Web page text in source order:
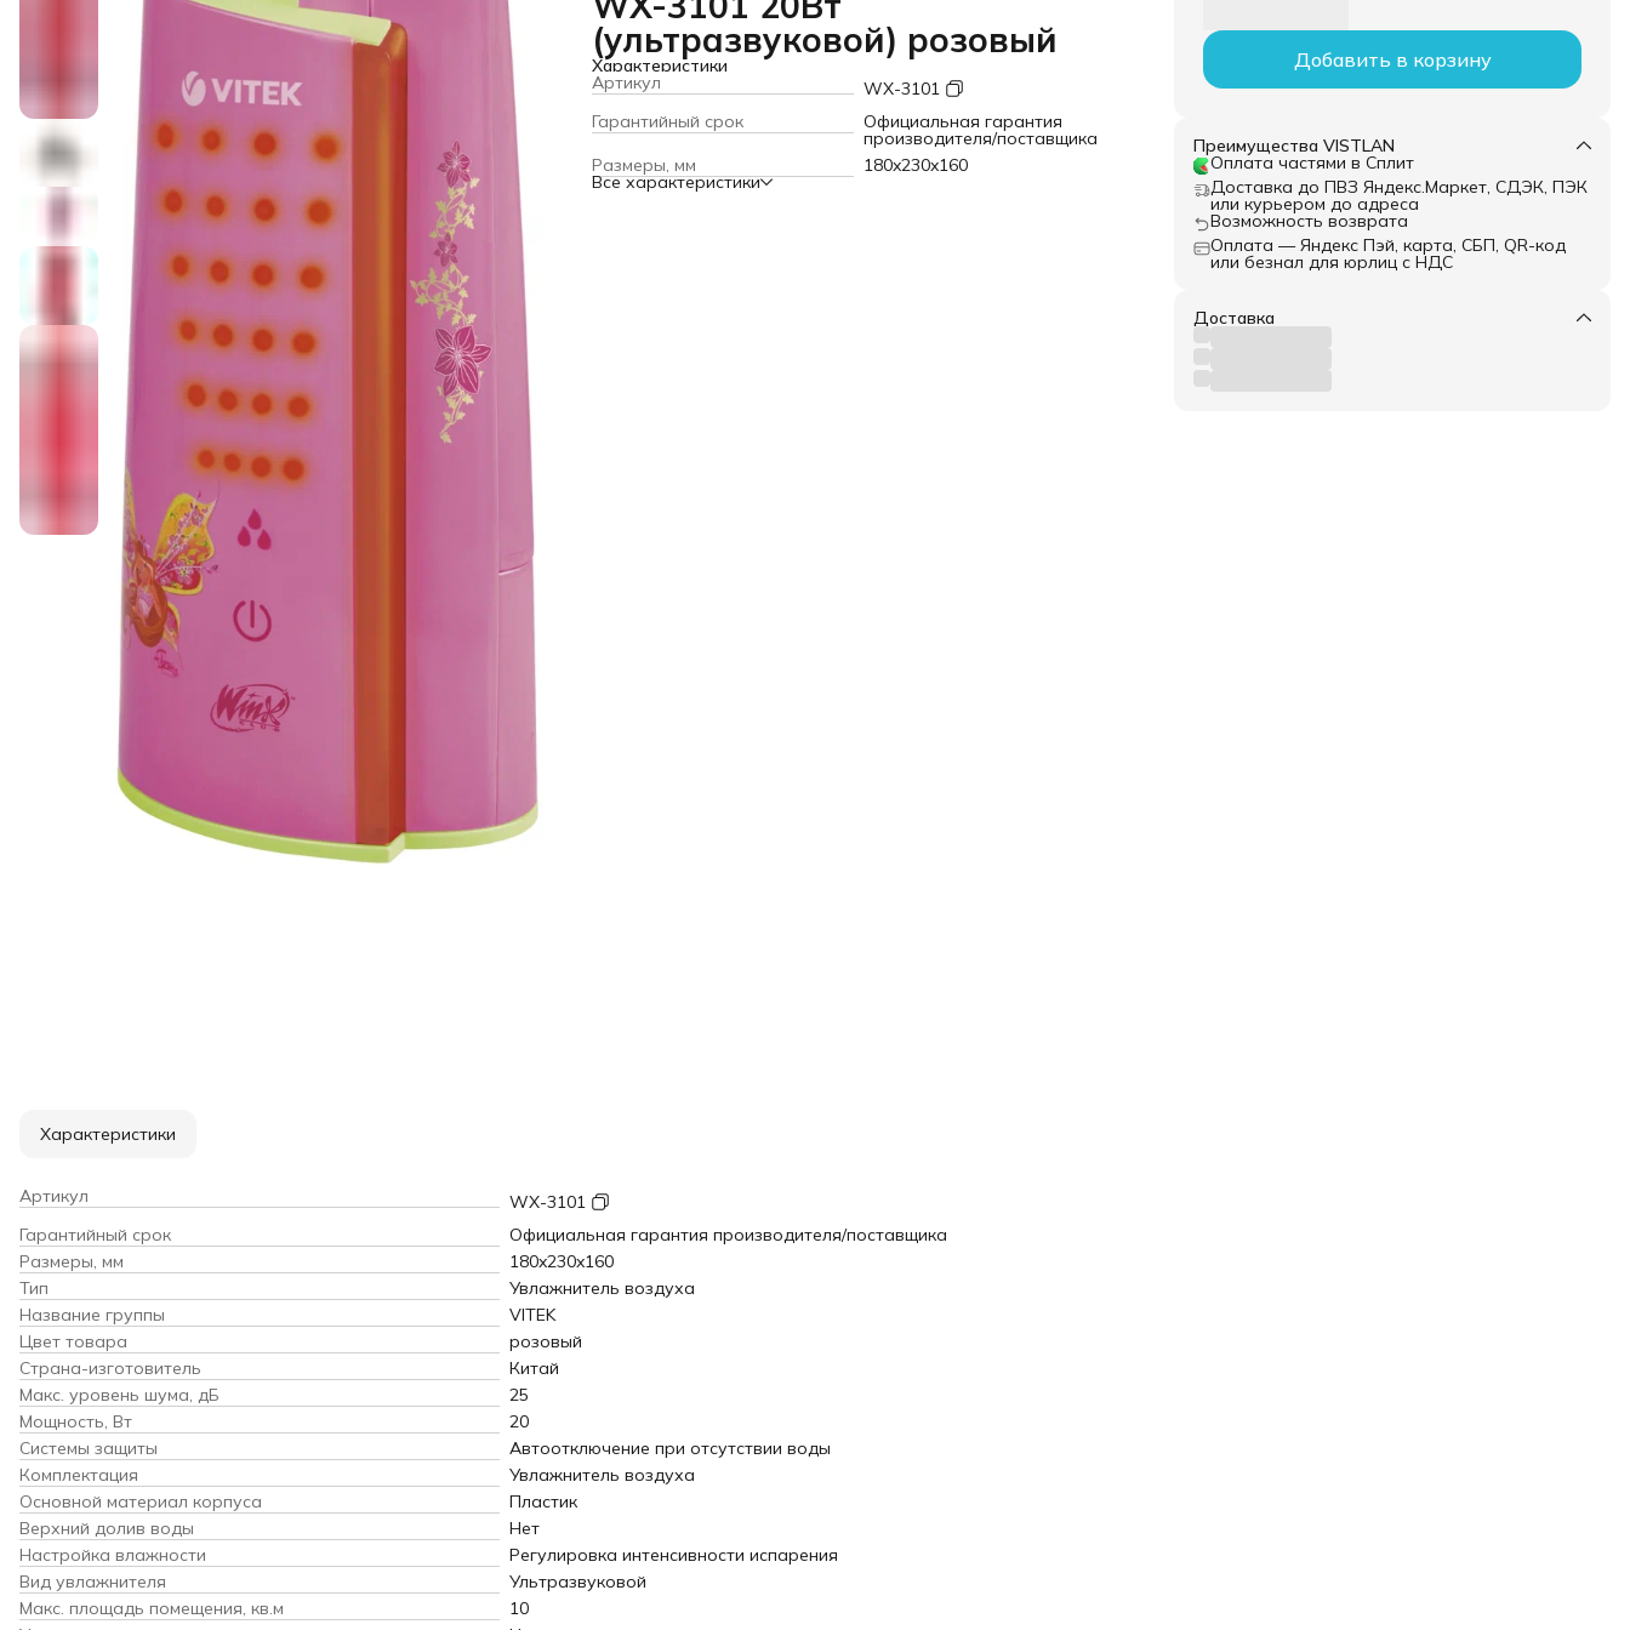
(ультразвуковой) розовый
Характеристики
Артикул
WX-3101
Гарантийный срок
Официальная гарантия
производителя/поставщика
Размеры, мм
180x230x160
Все характеристики
Добавить в корзину
Преимущества VISTLAN
Оплата частями в Сплит
Доставка до ПВЗ Яндекс.Маркет, СДЭК, ПЭК
или курьером до адреса
Возможность возврата
Оплата — Яндекс Пэй, карта, СБП, QR-код
или безнал для юрлиц с НДС
Доставка
Характеристики
Артикул
WX-3101
Гарантийный срок
Официальная гарантия производителя/поставщика
Размеры, мм
180x230x160
Тип
Увлажнитель воздуха
Название группы
VITEK
Цвет товара
розовый
Страна-изготовитель
Китай
Макс. уровень шума, дБ
25
Мощность, Вт
20
Системы защиты
Автоотключение при отсутствии воды
Комплектация
Увлажнитель воздуха
Основной материал корпуса
Пластик
Верхний долив воды
Нет
Настройка влажности
Регулировка интенсивности испарения
Вид увлажнителя
Ультразвуковой
Макс. площадь помещения, кв.м
10